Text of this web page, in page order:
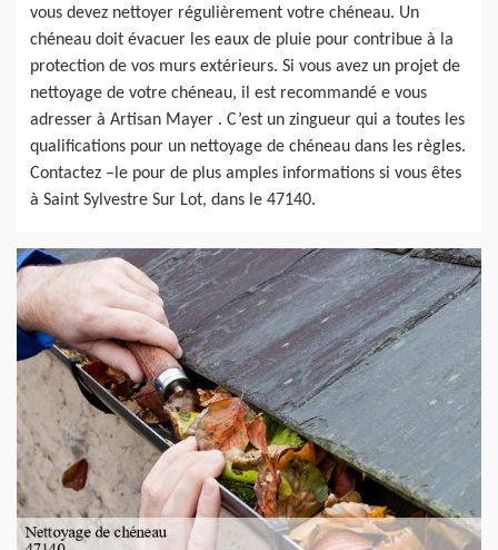
vous devez nettoyer régulièrement votre chéneau. Un
chéneau doit évacuer les eaux de pluie pour contribue à la
protection de vos murs extérieurs. Si vous avez un projet de
nettoyage de votre chéneau, il est recommandé e vous
adresser à Artisan Mayer . C’est un zingueur qui a toutes les
qualifications pour un nettoyage de chéneau dans les règles.
Contactez –le pour de plus amples informations si vous êtes
à Saint Sylvestre Sur Lot, dans le 47140.